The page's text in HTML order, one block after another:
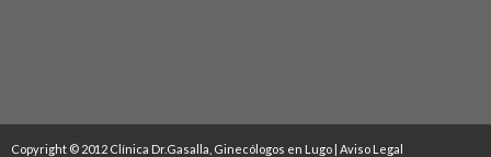
Copyright © 2012 Clínica Dr.Gasalla, Ginecólogos en Lugo | Aviso Legal